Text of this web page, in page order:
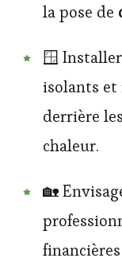
la pose de
🪟
isolants et
derrière
chaleur.
🏡